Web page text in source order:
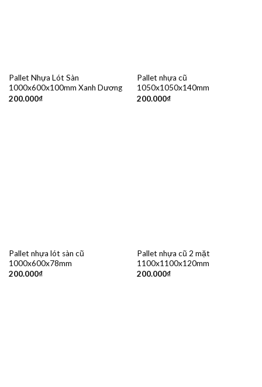
Pallet Nhựa Lót Sàn
1000x600x100mm Xanh Dương
200.000₫
Pallet nhựa cũ
1050x1050x140mm
200.000₫
Pallet nhựa lót sàn cũ
1000x600x78mm
200.000₫
Pallet nhựa cũ 2 mặt
1100x1100x120mm
200.000₫